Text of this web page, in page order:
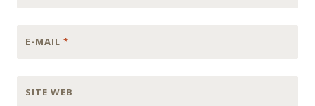
E-MAIL *
SITE WEB